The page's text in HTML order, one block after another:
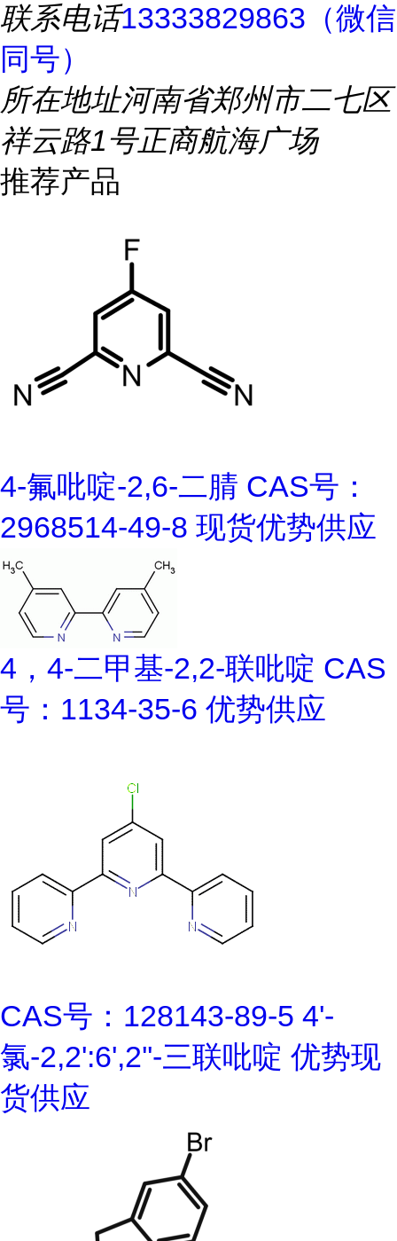
联系电话13333829863（微信
同号）
所在地址河南省郑州市二七区
祥云路1号正商航海广场
推荐产品
4-氟吡啶-2,6-二腈 CAS号：
2968514-49-8 现货优势供应
4，4-二甲基-2,2-联吡啶 CAS
号：1134-35-6 优势供应
CAS号：128143-89-5 4'-
氯-2,2':6',2''-三联吡啶 优势现
货供应